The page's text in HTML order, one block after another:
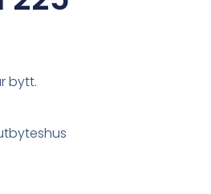
bytt.